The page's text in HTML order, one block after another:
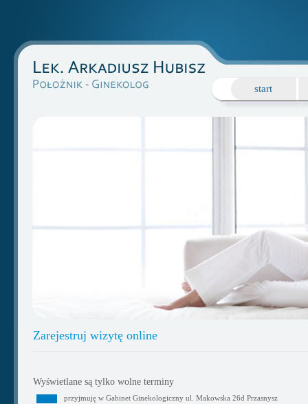
start
Zarejestruj wizytę online
Wyświetlane są tylko wolne terminy
przyjmuję w Gabinet Ginekologiczny ul. Makowska 26d Przasnysz